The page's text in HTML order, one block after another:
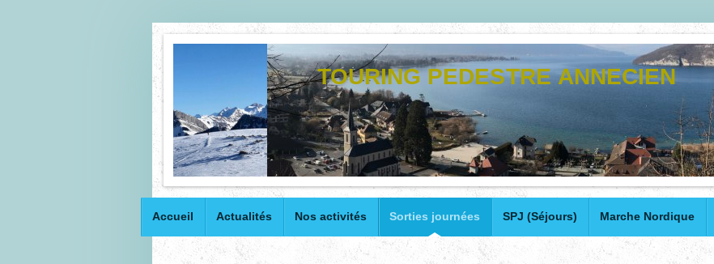
TOURING PEDESTRE ANNECIEN
Accueil Actualités Nos activités Sorties journées SPJ (Séjours) Marche Nordique